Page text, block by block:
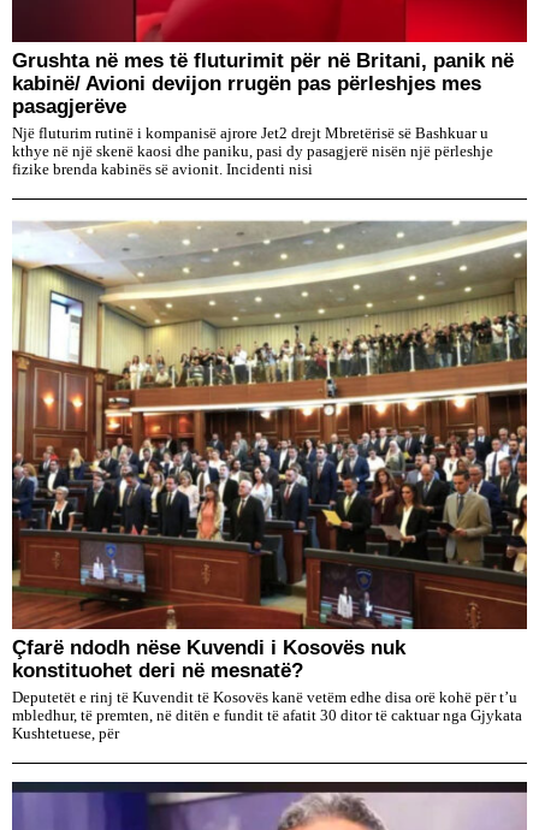
Grushta në mes të fluturimit për në Britani, panik në
kabinë/ Avioni devijon rrugën pas përleshjes mes
pasagjerëve
Një fluturim rutinë i kompanisë ajrore Jet2 drejt Mbretërisë së Bashkuar u
kthye në një skenë kaosi dhe paniku, pasi dy pasagjerë nisën një përleshje
fizike brenda kabinës së avionit. Incidenti nisi
Çfarë ndodh nëse Kuvendi i Kosovës nuk
konstituohet deri në mesnatë?
Deputetët e rinj të Kuvendit të Kosovës kanë vetëm edhe disa orë kohë për t’u
mbledhur, të premten, në ditën e fundit të afatit 30 ditor të caktuar nga Gjykata
Kushtetuese, për